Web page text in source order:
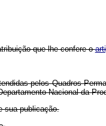
que lhe confere o
pelos Quadros
Nacional da
sua publicação.